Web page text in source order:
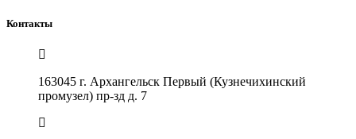
Контакты
163045 г. Архангельск Первый (Кузнечихинский
промузел) пр-зд д. 7